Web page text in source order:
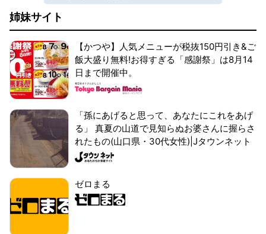
姉妹サイト
【かつや】人気メニューが税抜150円引き&ご
飯大盛り無料!お得すぎる「感謝祭」は8月14
日まで開催中。
「孫にあげると思って、あなたにこれをあげ
る」 真夏の山道で見知らぬお婆さんに握らさ
れたもの(山口県・30代女性)|Jタウンネット
ゼロまる